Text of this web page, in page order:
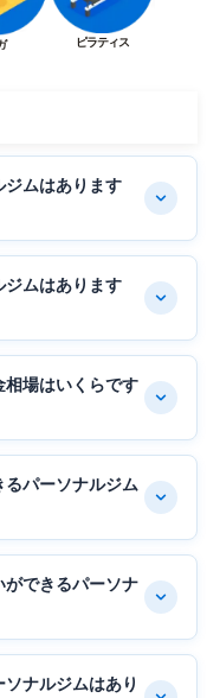
ピラティス
ジムはあります
ジムはあります
場はいくらです
パーソナルジム
できるパーソナ
ナルジムはあり